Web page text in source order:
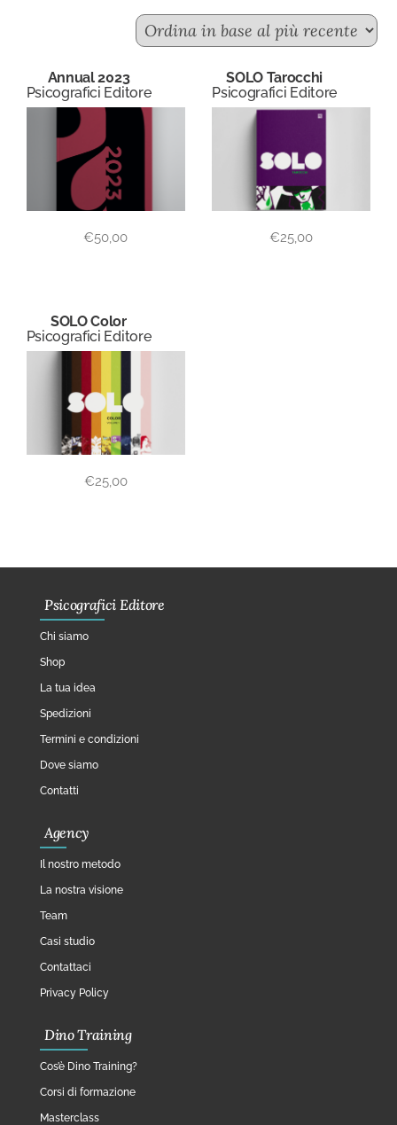
Annual 2023
Psicografici Editore
€50,00
SOLO Tarocchi
Psicografici Editore
€25,00
SOLO Color
Psicografici Editore
€25,00
Psicografici Editore
Chi siamo
Shop
La tua idea
Spedizioni
Termini e condizioni
Dove siamo
Contatti
Agency
Il nostro metodo
La nostra visione
Team
Casi studio
Contattaci
Privacy Policy
Dino Training
Cos’è Dino Training?
Corsi di formazione
Masterclass